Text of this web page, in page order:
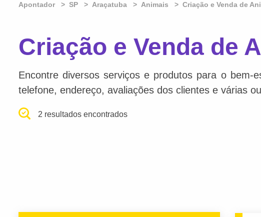
Apontador SP Araçatuba Animais Criação e Venda de
Criação e Venda de
Encontre diversos serviços e produtos para o
telefone, endereço, avaliações dos clientes e várias
2 resultados encontrados